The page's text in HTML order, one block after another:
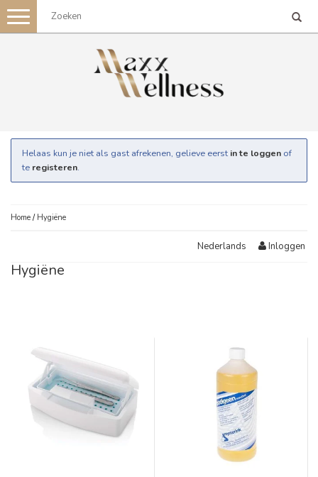
Toggle
navigation
Helaas kun je niet als gast afrekenen, gelieve eerst in te loggen of
te registeren.
Home / Hygiëne
Nederlands Inloggen
Hygiëne